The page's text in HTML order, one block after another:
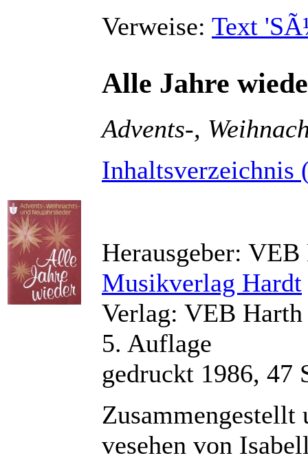
Verweise: Text
Alle Jahre
Advents-,
Inhaltsverzeichnis
Herausgeber:
Musikverlag Hardt
Verlag: VEB
5. Auflage
gedruckt 1986, 47
vesehen von